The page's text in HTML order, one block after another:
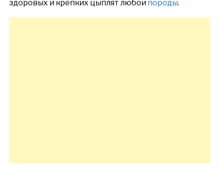
здоровых и крепких цыплят любой породы.